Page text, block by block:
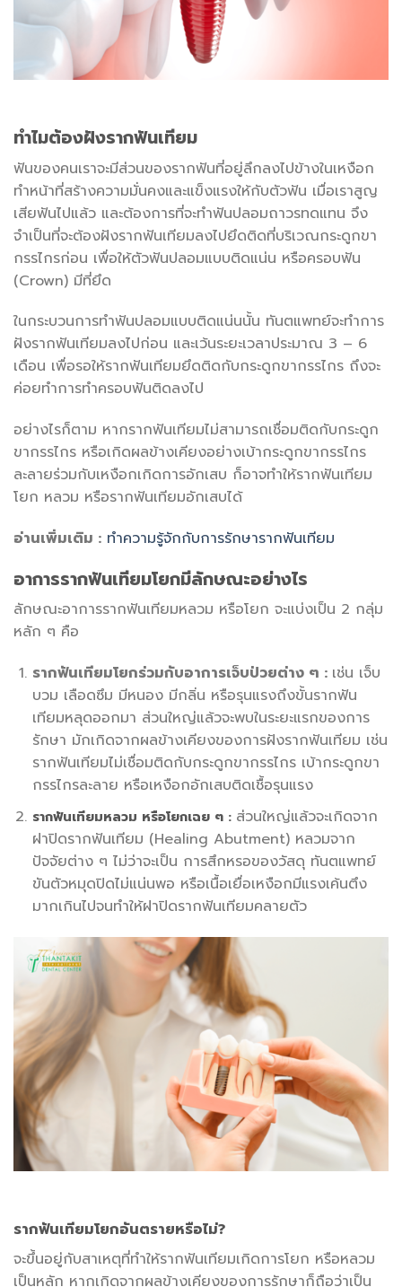
ทำไมต้องฝังรากฟันเทียม
ฟันของคนเราจะมีส่วนของรากฟันที่อยู่ลึกลงไปข้างในเหงือก
ทำหน้าที่สร้างความมั่นคงและแข็งแรงให้กับตัวฟัน เมื่อเราสูญ
เสียฟันไปแล้ว และต้องการที่จะทำฟันปลอมถาวรทดแทน จึง
จำเป็นที่จะต้องฝังรากฟันเทียมลงไปยึดติดที่บริเวณกระดูกขา
กรรไกรก่อน เพื่อให้ตัวฟันปลอมแบบติดแน่น หรือครอบฟัน
(Crown) มีที่ยึด
ในกระบวนการทำฟันปลอมแบบติดแน่นนั้น ทันตแพทย์จะทำการ
ฝังรากฟันเทียมลงไปก่อน และเว้นระยะเวลาประมาณ​ 3 – 6
เดือน เพื่อรอให้รากฟันเทียมยึดติดกับกระดูกขากรรไกร ถึงจะ
ค่อยทำการทำครอบฟันติดลงไป
อย่างไรก็ตาม หากรากฟันเทียมไม่สามารถเชื่อมติดกับกระดูก
ขากรรไกร หรือเกิดผลข้างเคียงอย่างเบ้ากระดูกขากรรไกร
ละลายร่วมกับเหงือกเกิดการอักเสบ ก็อาจทำให้รากฟันเทียม
โยก หลวม หรือรากฟันเทียมอักเสบได้
อ่านเพิ่มเติม : ทำความรู้จักกับการรักษารากฟันเทียม
อาการรากฟันเทียมโยกมีลักษณะอย่างไร
ลักษณะอาการรากฟันเทียมหลวม หรือโยก จะแบ่งเป็น 2 กลุ่ม
หลัก ๆ คือ
รากฟันเทียมโยกร่วมกับอาการเจ็บป่วยต่าง ๆ : เช่น เจ็บ
บวม เลือดซึม มีหนอง มีกลิ่น หรือรุนแรงถึงขั้นรากฟัน
เทียมหลุดออกมา ส่วนใหญ่แล้วจะพบในระยะแรกของการ
รักษา มักเกิดจากผลข้างเคียงของการฝังรากฟันเทียม เช่น
รากฟันเทียมไม่เชื่อมติดกับกระดูกขากรรไกร เบ้ากระดูกขา
กรรไกรละลาย หรือเหงือกอักเสบติดเชื้อรุนแรง
รากฟันเทียมหลวม หรือโยกเฉย ๆ : ส่วนใหญ่แล้วจะเกิดจาก
ฝาปิดรากฟันเทียม (Healing Abutment) หลวมจาก
ปัจจัยต่าง ๆ ไม่ว่าจะเป็น การสึกหรอของวัสดุ ทันตแพทย์
ขันตัวหมุดปิดไม่แน่นพอ หรือเนื้อเยื่อเหงือกมีแรงเค้นตึง
มากเกินไปจนทำให้ฝาปิดรากฟันเทียมคลายตัว
รากฟันเทียมโยกอันตรายหรือไม่?
จะขึ้นอยู่กับสาเหตุที่ทำให้รากฟันเทียมเกิดการโยก หรือหลวม
เป็นหลัก หากเกิดจากผลข้างเคียงของการรักษาก็ถือว่าเป็น